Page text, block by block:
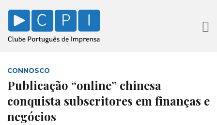
CONNOSCO
Publicação “online” chinesa
conquista subscritores em finanças e
negócios